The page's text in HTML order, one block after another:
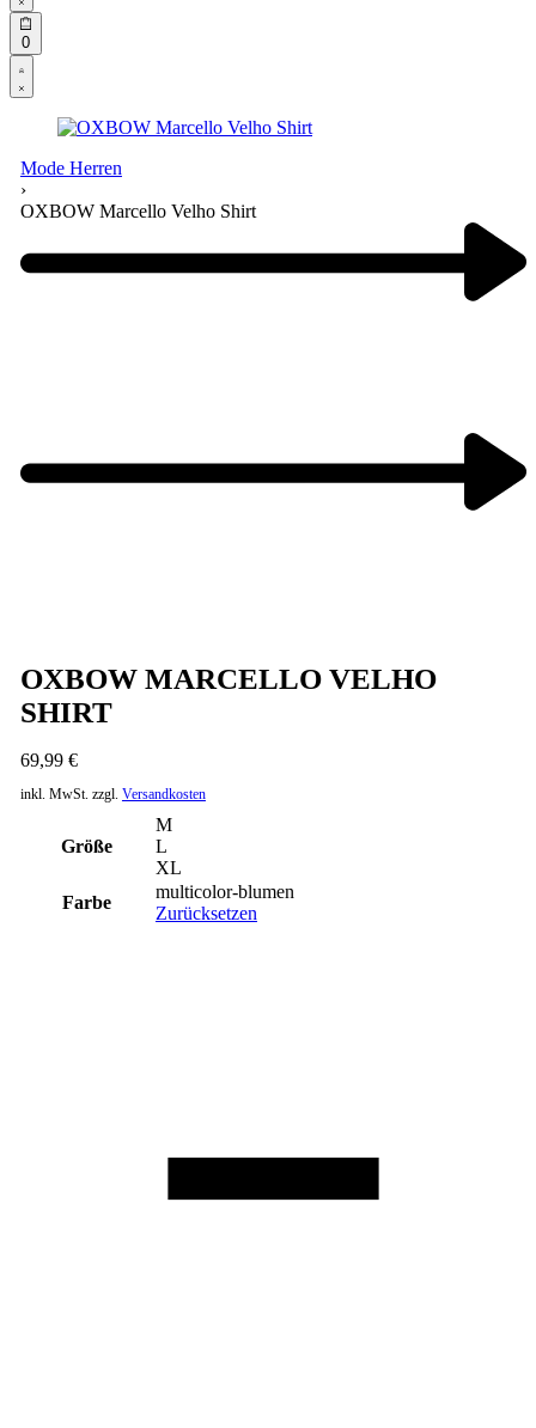
Search
open
0Open
cart
Open
Account
details
Mode Herren
›
OXBOW Marcello Velho Shirt
navigation
OXBOW MARCELLO VELHO
SHIRT
69,99 €
inkl. MwSt. zzgl. Versandkosten
Größe
M
L
XL
Farbe
multicolor-blumen
Zurücksetzen